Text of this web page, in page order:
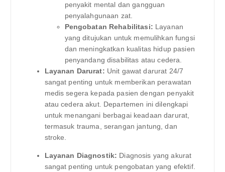
penyakit mental dan gangguan
penyalahgunaan zat.
Pengobatan Rehabilitasi: Layanan
yang ditujukan untuk memulihkan fungsi
dan meningkatkan kualitas hidup pasien
penyandang disabilitas atau cedera.
Layanan Darurat: Unit gawat darurat 24/7
sangat penting untuk memberikan perawatan
medis segera kepada pasien dengan penyakit
atau cedera akut. Departemen ini dilengkapi
untuk menangani berbagai keadaan darurat,
termasuk trauma, serangan jantung, dan
stroke.
Layanan Diagnostik: Diagnosis yang akurat
sangat penting untuk pengobatan yang efektif.